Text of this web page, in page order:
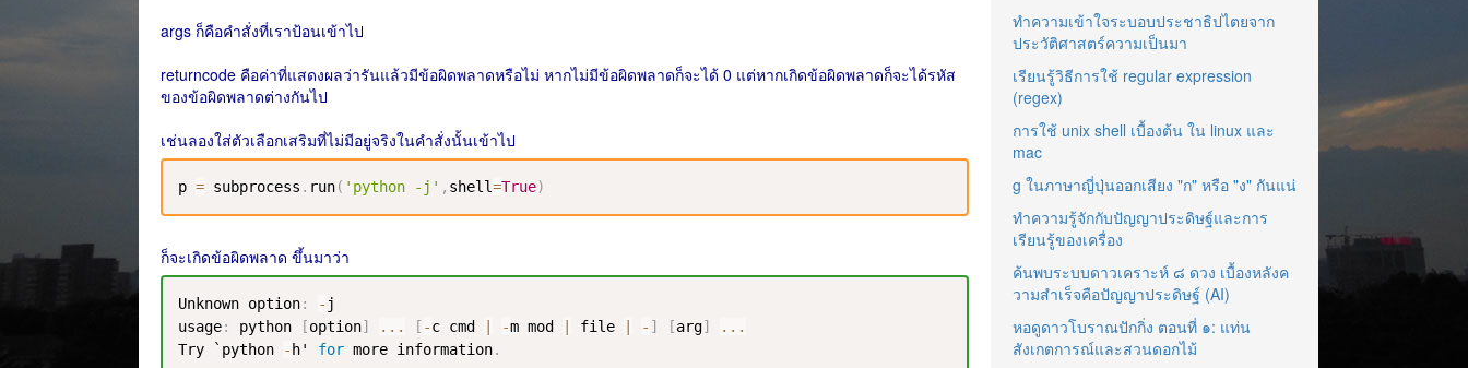
args ก็คือคำสั่งที่เราป้อนเข้าไป
returncode คือค่าที่แสดงผลว่ารันแล้วมีข้อผิดพลาดหรือไม่ หากไม่มีข้อผิดพลาดก็จะได้ 0 แต่หากเกิดข้อผิดพลาดก็จะได้รหัส
ของข้อผิดพลาดต่างกันไป
เช่นลองใส่ตัวเลือกเสริมที่ไม่มีอยู่จริงในคำสั่งนั้นเข้าไป
p = subprocess . run( 'python -j' , shell=True)
ก็จะเกิดข้อผิดพลาด ขึ้นมาว่า
Unknown option: - j
usage: python [option] ... [ -c cmd -m mod file - ] [arg]
...
Try `python - h' for more information.
ทำความเข้าใจระบอบประชาธิปไตยจาก
ประวัติศาสตร์ความเป็นมา
เรียนรู้วิธีการใช้ regular expression
(regex)
การใช้ unix shell เบื้องต้น ใน linux และ
mac
g ในภาษาญี่ปุ่นออกเสียง "ก" หรือ "ง" กันแน่
ทำความรู้จักกับปัญญาประดิษฐ์และการ
เรียนรู้ของเครื่อง
ค้นพบระบบดาวเคราะห์ ๘ ดวง เบื้องหลังค
วามสำเร็จคือปัญญาประดิษฐ์ (AI)
หอดูดาวโบราณปักกิ่ง ตอนที่ ๑: แท่น
สังเกตการณ์และสวนดอกไม้